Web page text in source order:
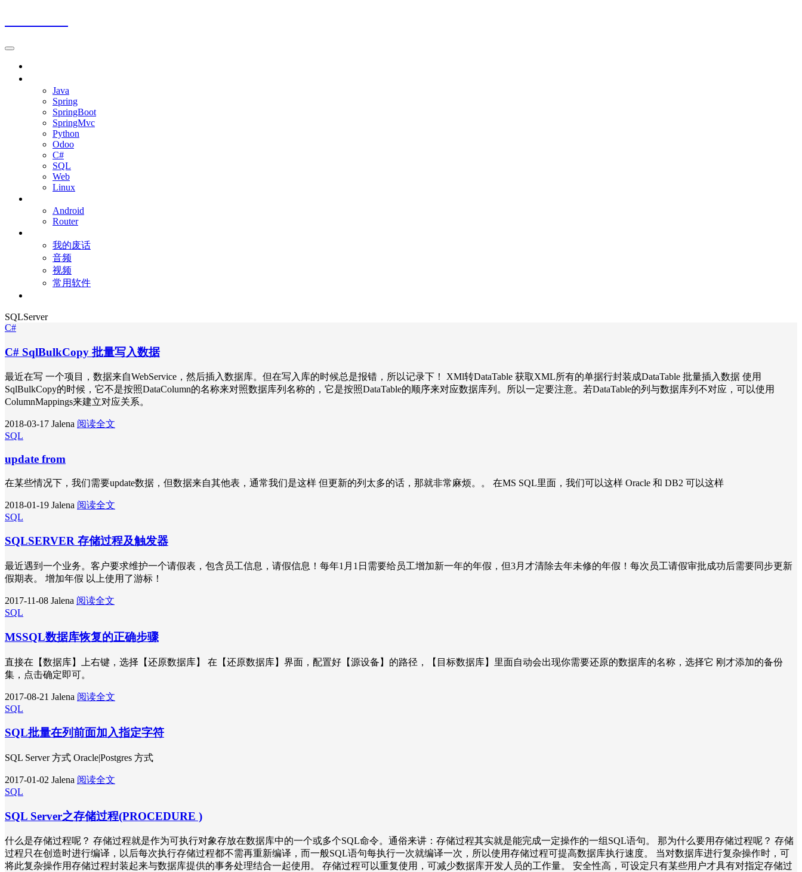
Java
Spring
SpringBoot
SpringMvc
Python
Odoo
C#
SQL
Web
Linux
Android
Router
我的废话
音频
视频
常用软件
SQLServer
C#
C# SqlBulkCopy 批量写入数据
最近在写 一个项目，数据来自WebService，然后插入数据库。但在写入库的时候总是报错，所以记录下！ XMl转DataTable 获取XML所有的单据行封装成DataTable 批量插入数据 使用
SqlBulkCopy的时候，它不是按照DataColumn的名称来对照数据库列名称的，它是按照DataTable的顺序来对应数据库列。所以一定要注意。若DataTable的列与数据库列不对应，可以使用
ColumnMappings来建立对应关系。
2018-03-17 Jalena 阅读全文
SQL
update from
在某些情况下，我们需要update数据，但数据来自其他表，通常我们是这样 但更新的列太多的话，那就非常麻烦。。 在MS SQL里面，我们可以这样 Oracle 和 DB2 可以这样
2018-01-19 Jalena 阅读全文
SQL
SQLSERVER 存储过程及触发器
最近遇到一个业务。客户要求维护一个请假表，包含员工信息，请假信息！每年1月1日需要给员工增加新一年的年假，但3月才清除去年未修的年假！每次员工请假审批成功后需要同步更新
假期表。 增加年假 以上使用了游标！
2017-11-08 Jalena 阅读全文
SQL
MSSQL数据库恢复的正确步骤
直接在【数据库】上右键，选择【还原数据库】 在【还原数据库】界面，配置好【源设备】的路径，【目标数据库】里面自动会出现你需要还原的数据库的名称，选择它 刚才添加的备份
集，点击确定即可。
2017-08-21 Jalena 阅读全文
SQL
SQL批量在列前面加入指定字符
SQL Server 方式 Oracle|Postgres 方式
2017-01-02 Jalena 阅读全文
SQL
SQL Server之存储过程(PROCEDURE )
什么是存储过程呢？ 存储过程就是作为可执行对象存放在数据库中的一个或多个SQL命令。通俗来讲：存储过程其实就是能完成一定操作的一组SQL语句。 那为什么要用存储过程呢？ 存储
过程只在创造时进行编译，以后每次执行存储过程都不需再重新编译，而一般SQL语句每执行一次就编译一次，所以使用存储过程可提高数据库执行速度。 当对数据库进行复杂操作时，可
将此复杂操作用存储过程封装起来与数据库提供的事务处理结合一起使用。 存储过程可以重复使用，可减少数据库开发人员的工作量。 安全性高，可设定只有某些用户才具有对指定存储过